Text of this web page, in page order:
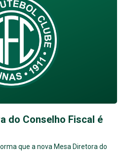
do Conselho Fiscal é
que a nova Mesa Diretora do